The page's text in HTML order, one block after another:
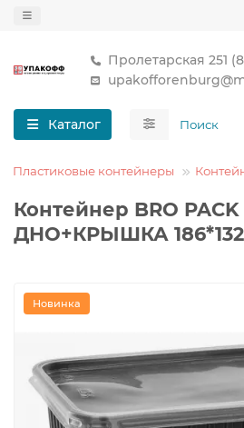
Пролетарская 251
Каталог
Пластиковые контейнеры
Контейнер BRO
ДНО+КРЫШКА
Новинка